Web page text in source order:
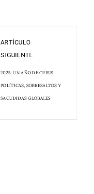
ARTÍCULO
SIGUIENTE
2025: UN AÑO DE CRISIS
POLÍTICAS, SOBRESALTOS Y
SACUDIDAS GLOBALES